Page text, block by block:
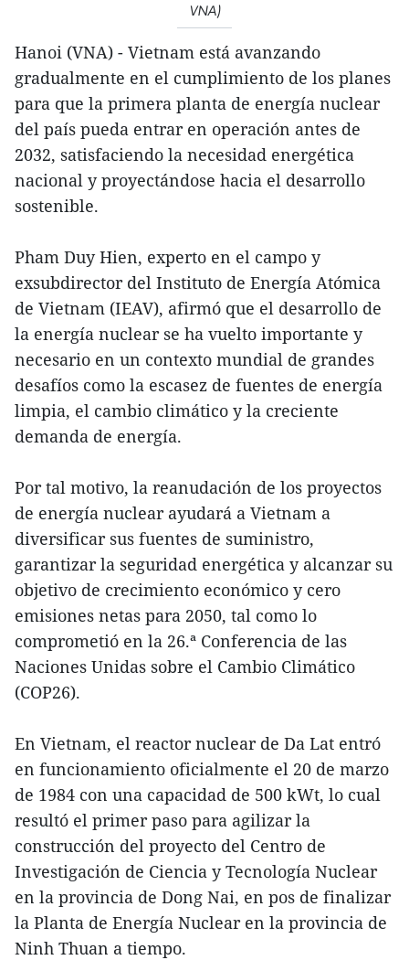
VNA)
Hanoi (VNA) - Vietnam está avanzando
gradualmente en el cumplimiento de los planes
para que la primera planta de energía nuclear
del país pueda entrar en operación antes de
2032, satisfaciendo la necesidad energética
nacional y proyectándose hacia el desarrollo
sostenible.
Pham Duy Hien, experto en el campo y
exsubdirector del Instituto de Energía Atómica
de Vietnam (IEAV), afirmó que el desarrollo de
la energía nuclear se ha vuelto importante y
necesario en un contexto mundial de grandes
desafíos como la escasez de fuentes de energía
limpia, el cambio climático y la creciente
demanda de energía.
Por tal motivo, la reanudación de los proyectos
de energía nuclear ayudará a Vietnam a
diversificar sus fuentes de suministro,
garantizar la seguridad energética y alcanzar su
objetivo de crecimiento económico y cero
emisiones netas para 2050, tal como lo
comprometió en la 26.ª Conferencia de las
Naciones Unidas sobre el Cambio Climático
(COP26).
En Vietnam, el reactor nuclear de Da Lat entró
en funcionamiento oficialmente el 20 de marzo
de 1984 con una capacidad de 500 kWt, lo cual
resultó el primer paso para agilizar la
construcción del proyecto del Centro de
Investigación de Ciencia y Tecnología Nuclear
en la provincia de Dong Nai, en pos de finalizar
la Planta de Energía Nuclear en la provincia de
Ninh Thuan a tiempo.